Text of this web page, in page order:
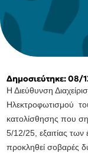
Δημοσιεύτηκε: 08/
Η Διεύθυνση
Ηλεκτροφωτισμού
κατολίσθησης που
5/12/25, εξαιτίας
προκληθεί σοβαρές